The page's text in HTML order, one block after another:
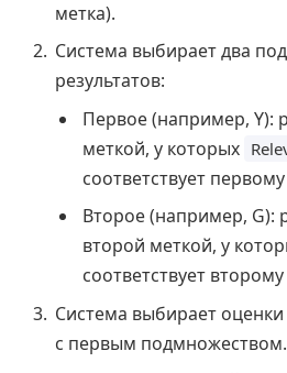
метка).
Система выбирает два
результатов:
Первое (например, Y):
меткой, у которых
соответствует первому
Второе (например, G):
второй меткой, у
соответствует второму
Система выбирает
с первым подмножеством.